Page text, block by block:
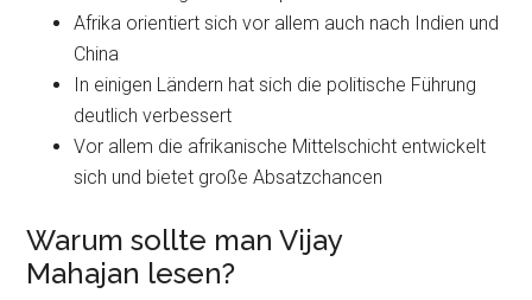
Afrika orientiert sich vor allem auch nach Indien und
China
In einigen Ländern hat sich die politische Führung
deutlich verbessert
Vor allem die afrikanische Mittelschicht entwickelt
sich und bietet große Absatzchancen
Warum sollte man Vijay
Mahajan lesen?